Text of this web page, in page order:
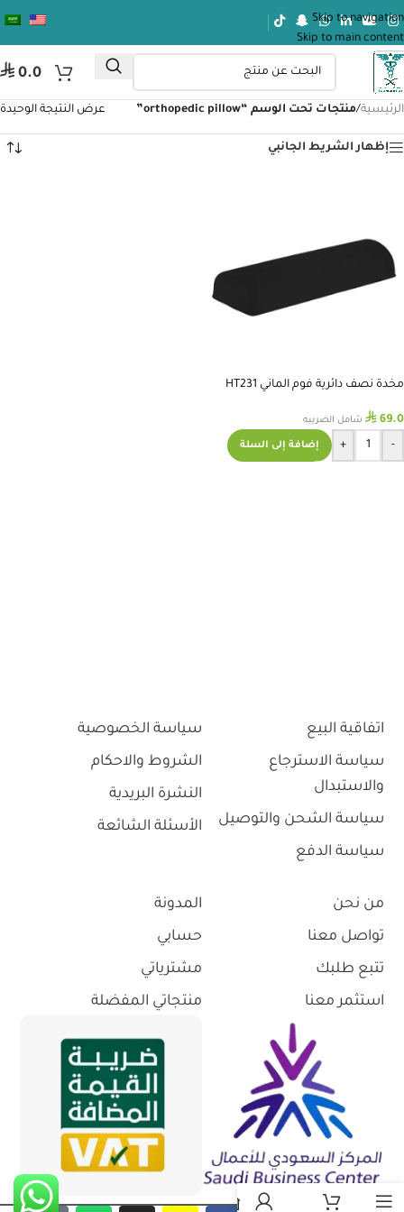
Skip to navigation
Skip to main content
⃁ 0.0
الرئيسية/منتجات تحت الوسم “orthopedic pillow” عرض النتيجة الوحيدة
إظهار الشريط الجانبي
مخدة نصف دائرية فوم الماني HT231
⃁ 69.0 شامل الضريبه
-
+ إضافة إلى السلة
اتفاقية البيع
سياسة الاسترجاع
والاستبدال
سياسة الشحن والتوصيل
سياسة الدفع
سياسة الخصوصية
الشروط والاحكام
النشرة البريدية
الأسئلة الشائعة
من نحن
تواصل معنا
تتبع طلبك
استثمر معنا
المدونة
حسابي
مشترياتي
منتجاتي المفضلة